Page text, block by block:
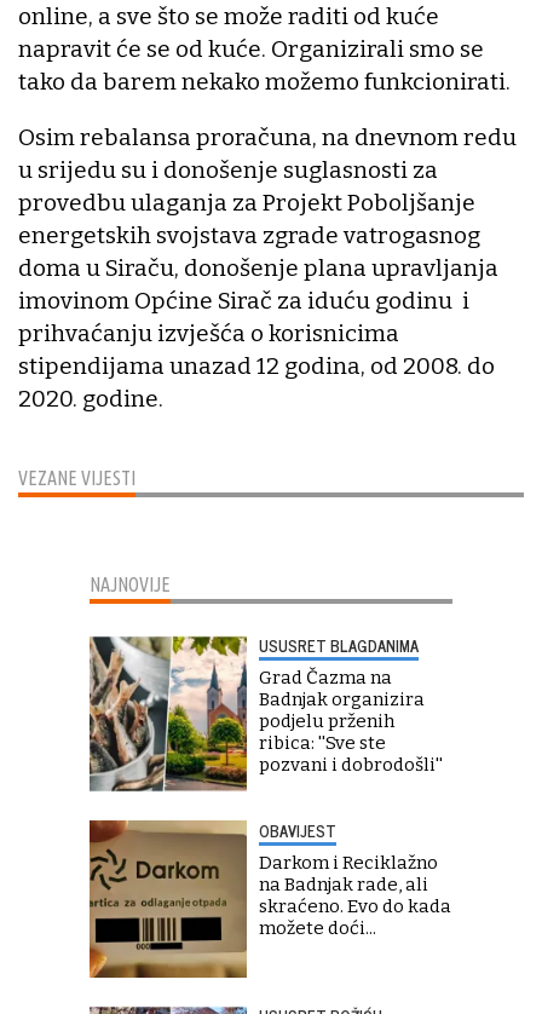
VEZANE VIJESTI
online, a sve što se može raditi od kuće
napravit će se od kuće. Organizirali smo se
tako da barem nekako možemo funkcionirati.
Osim rebalansa proračuna, na dnevnom redu
u srijedu su i donošenje suglasnosti za
provedbu ulaganja za Projekt Poboljšanje
energetskih svojstava zgrade vatrogasnog
doma u Siraču, donošenje plana upravljanja
imovinom Općine Sirač za iduću godinu i
prihvaćanju izvješća o korisnicima
stipendijama unazad 12 godina, od 2008. do
2020. godine.
NAJNOVIJE
USUSRET BLAGDANIMA
Grad Čazma na
Badnjak organizira
podjelu prženih
ribica: ''Sve ste
pozvani i dobrodošli''
OBAVIJEST
Darkom i Reciklažno
na Badnjak rade, ali
skraćeno. Evo do kada
možete doći...